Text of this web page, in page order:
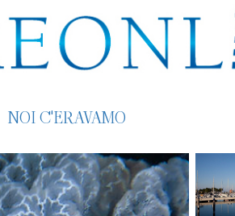
NOI C'ERAVAMO